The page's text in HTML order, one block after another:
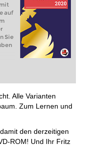
auf
Sie
Alle Varianten
Zum Lernen und
den derzeitigen
ROM! Und Ihr Fritz